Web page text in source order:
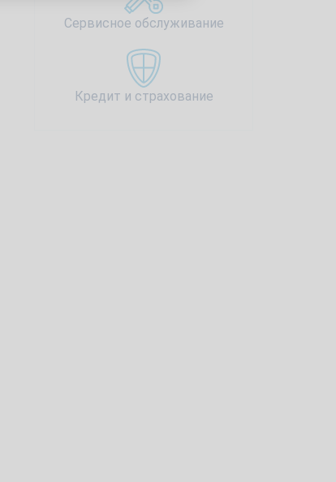
Сервисное обслуживание
Кредит и страхование